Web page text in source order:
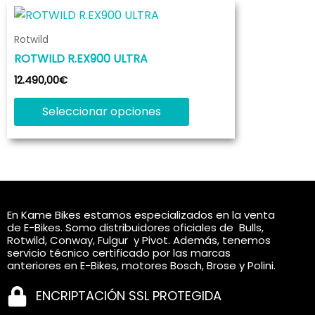
Rotwild
ROTWILD R.EX900 ULTRA
12.490,00€
Seleccionar opciones
Las
se
página
de
producto
En Kame Bikes estamos especializados en la venta
de E-Bikes. Somo distribuidores oficiales de Bulls,
Rotwild, Conway, Fulgur y Pivot. Además, tenemos
servicio técnico certificado por las marcas
anteriores en E-Bikes, motores Bosch, Brose y Polini.
ENCRIPTACIÓN SSL PROTEGIDA